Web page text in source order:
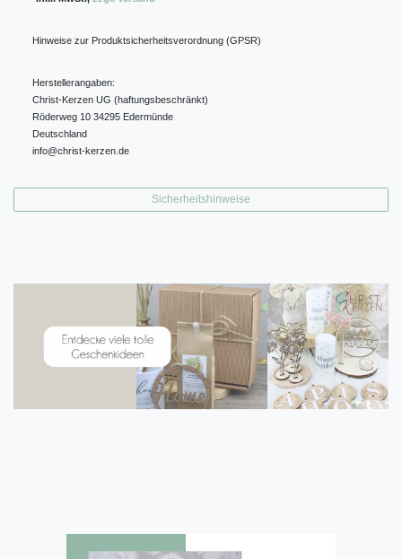
Hinweise zur Produktsicherheitsverordnung (GPSR)
Herstellerangaben:
Christ-Kerzen UG (haftungsbeschränkt)
Röderweg 10 34295 Edermünde
Deutschland
info@christ-kerzen.de
Sicherheitshinweise